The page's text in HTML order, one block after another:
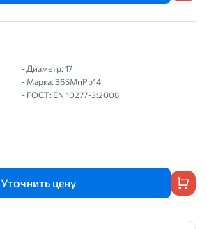
- Диаметр: 17
- Марка: 36SMnPb14
- ГОСТ: EN 10277-3:2008
Уточнить цену